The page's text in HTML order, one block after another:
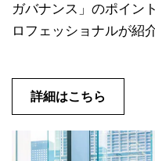
ガバナンス」のポイン
ロフェッショナルが紹
詳細はこちら